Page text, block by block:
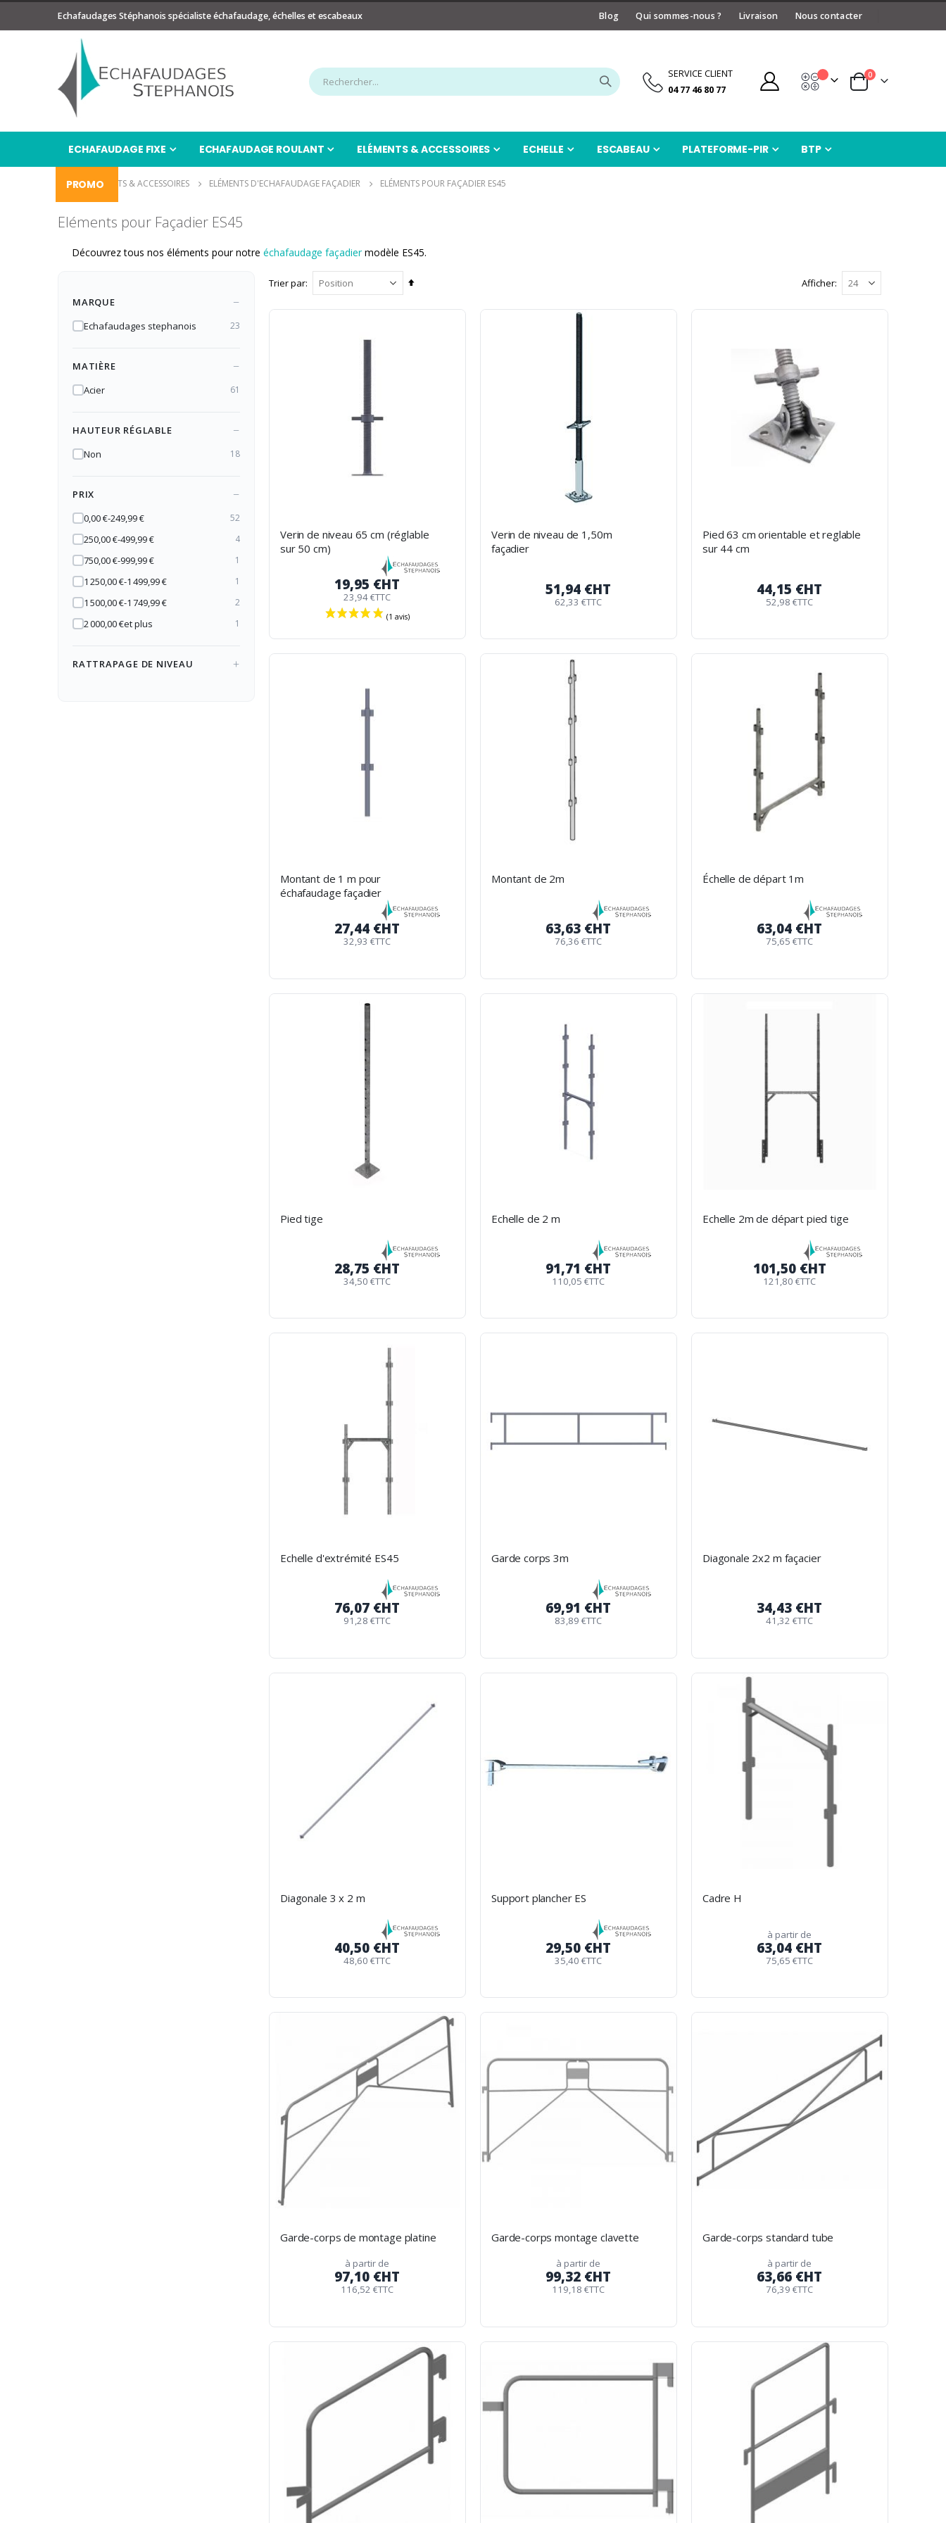
Echafaudages Stéphanois spécialiste échafaudage, échelles et escabeaux Blog Qui sommes-nous ? Livraison Nous contacter
SERVICE CLIENT
04 77 46 80 77
Panier
0articles
Devis
ECHAFAUDAGE FIXE ECHAFAUDAGE ROULANT ELÉMENTS & ACCESSOIRES ECHELLE ESCABEAU PLATEFORME-PIR BTP
PROMOELÉMENTS & ACCESSOIRES ELÉMENTS D'ECHAFAUDAGE FAÇADIER ELÉMENTS POUR FAÇADIER ES45
Eléments pour Façadier ES45
Découvrez tous nos éléments pour notre échafaudage façadiermodèle ES45.
Trier par
Par
Afficher
Verin de niveau 65 cm (réglable
sur 50 cm)
19,95 €HT
23,94 €TTC
Verin de niveau de 1,50m
façadier
51,94 €HT
62,33 €TTC
Pied 63 cm orientable et reglable
sur 44 cm
44,15 €HT
52,98 €TTC
Montant de 1 m pour
échafaudage façadier
27,44 €HT
32,93 €TTC
Montant de 2m
63,63 €HT
76,36 €TTC
Échelle de départ 1m
63,04 €HT
75,65 €TTC
Pied tige
28,75 €HT
34,50 €TTC
Echelle de 2 m
91,71 €HT
110,05 €TTC
Echelle 2m de départ pied tige
101,50 €HT
121,80 €TTC
Echelle d'extrémité ES45
76,07 €HT
91,28 €TTC
Garde corps 3m
69,91 €HT
83,89 €TTC
Diagonale 2x2 m façacier
34,43 €HT
41,32 €TTC
Diagonale 3 x 2 m
40,50 €HT
48,60 €TTC
Support plancher ES
29,50 €HT
35,40 €TTC
Cadre H
à partir de
63,04 €HT
75,65 €TTC
Garde-corps de montage platine
à partir de
97,10 €HT
116,52 €TTC
Garde-corps montage clavette
à partir de
99,32 €HT
119,18 €TTC
Garde-corps standard tube
à partir de
63,66 €HT
76,39 €TTC
MARQUE
Echafaudages stephanois
23
MATIÈRE
Acier
61
HAUTEUR RÉGLABLE
Non
18
PRIX
0,00 €-249,99 € 52
250,00 €-499,99 € 4
750,00 €-999,99 € 1
1 250,00 €-1 499,99 € 1
1 500,00 €-1 749,99 € 2
2 000,00 €et plus 1
RATTRAPAGE DE NIVEAU